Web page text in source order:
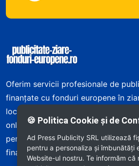
Oferim servicii profesionale de
finanțate cu fonduri europene în
locale din România – atât în edițiile
online. Asigurăm publicare rapidă,
personalizată și respectarea
finanțare.
🍪 Politica Cookie și de
Ad Press Publicity SRL utilizează
pentru a personaliza și îmbunătăți
Website-ul nostru. Te informăm